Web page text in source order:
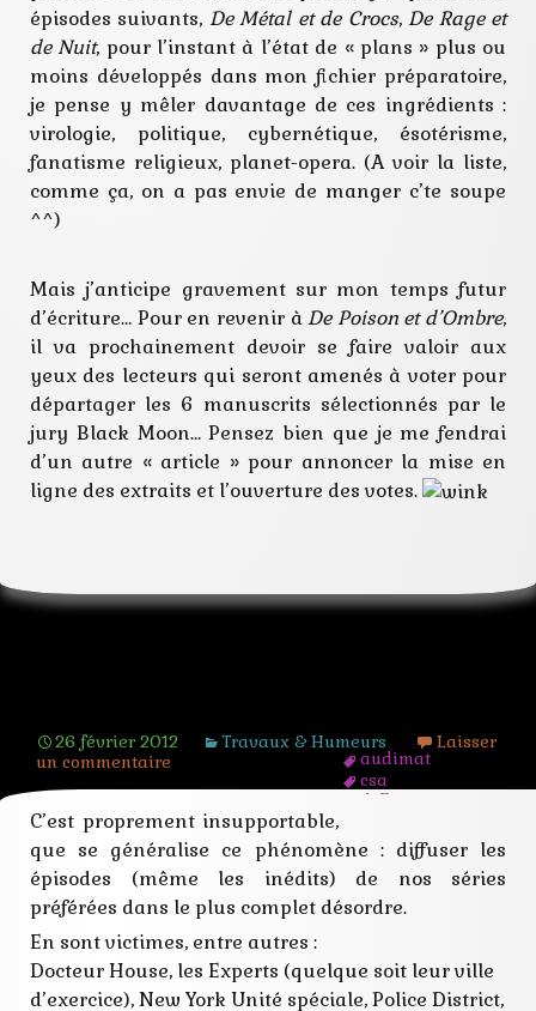
épisodes suivants, De Métal et de Crocs,De Rage et
de Nuit, pour l’instant à l’état de « plans » plus ou
moins développés dans mon fichier préparatoire,
je pense y mêler davantage de ces ingrédients :
virologie, politique, cybernétique, ésotérisme,
fanatisme religieux, planet-opera. (A voir la liste,
comme ça, on a pas envie de manger c’te soupe
^^)
Mais j’anticipe gravement sur mon temps futur
d’écriture… Pour en revenir àDe Poison et d’Ombre,
il va prochainement devoir se faire valoir aux
yeux des lecteurs qui seront amenés à voter pour
départager les 6 manuscrits sélectionnés par le
jury Black Moon… Pensez bien que je me fendrai
d’un autre « article » pour annoncer la mise en
ligne des extraits et l’ouverture des votes.
26 février 2012 Travaux & Humeurs
audimat
csa
diffusion
horaire
programme
public
redevance
tv
Laisser
un commentaire
C’est proprement insupportable,
que se généralise ce phénomène : diffuser les
épisodes (même les inédits) de nos séries
préférées dans le plus complet désordre.
En sont victimes, entre autres :
Docteur House, les Experts (quelque soit leur ville
d’exercice), New York Unité spéciale, Police District,